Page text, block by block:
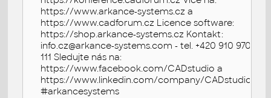
https://www.arkance-systems.cz a
https://www.cadforum.cz Licence software:
https://shop.arkance-systems.cz Kontakt:
info.cz@arkance-systems.com - tel. +420 910 970
111 Sledujte nás na:
https://www.facebook.com/CADstudio a
https://www.linkedin.com/company/CADstudio
#arkancesystems